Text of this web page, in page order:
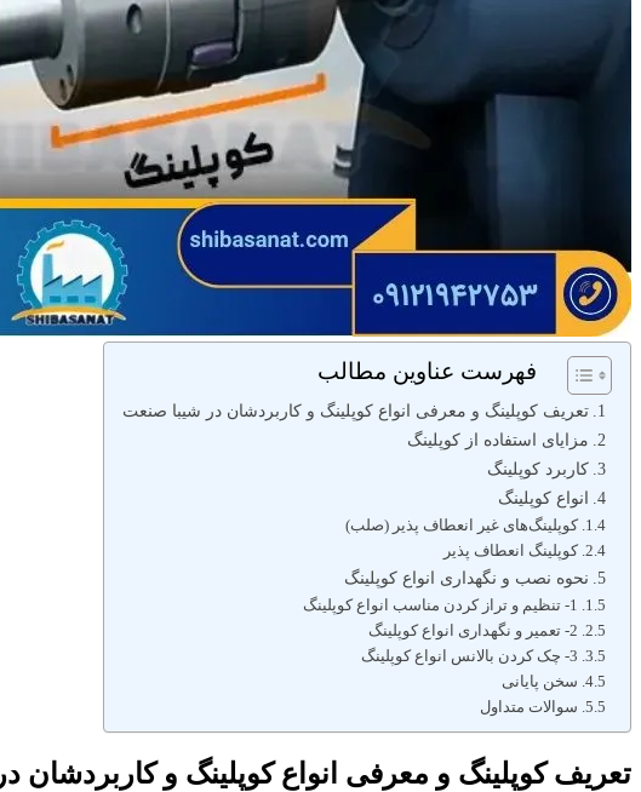
فهرست عناوین مطالب
تعریف کوپلینگ و معرفی انواع کوپلینگ و کاربردشان در شیبا صنعت
مزایای استفاده از کوپلینگ
کاربرد کوپلینگ‌
انواع کوپلینگ
کوپلینگ‌های غیر انعطاف پذیر (صلب)
کوپلینگ انعطاف پذیر
نحوه نصب و نگهداری انواع کوپلینگ
1- تنظیم و تراز کردن مناسب انواع کوپلینگ
2- تعمیر و نگهداری انواع کوپلینگ
3- چک کردن بالانس انواع کوپلینگ
سخن پایانی
سوالات متداول
تعریف کوپلینگ و معرفی انواع کوپلینگ و کاربردشان در